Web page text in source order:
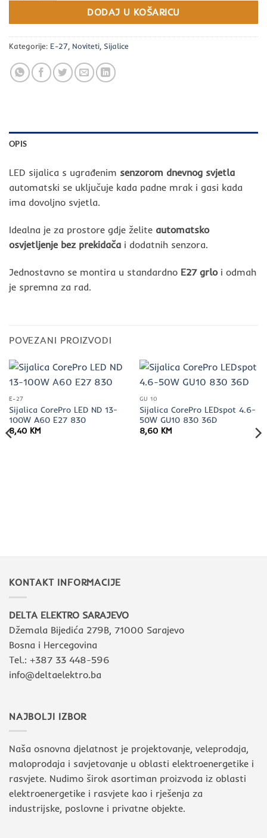
DODAJ U KOŠARICU
Kategorije: E-27, Noviteti, Sijalice
OPIS
LED sijalica s ugrađenim senzorom dnevnog svjetla
automatski se uključuje kada padne mrak i gasi kada
ima dovoljno svjetla.
Idealna je za prostore gdje želite automatsko
osvjetljenje bez prekidača i dodatnih senzora.
Jednostavno se montira u standardno E27 grloi odmah
je spremna za rad.
POVEZANI PROIZVODI
E-27
Sijalica CorePro LED ND 13-
100W A60 E27 830
8,40 KM
GU 10
Sijalica CorePro LEDspot 4.6-
50W GU10 830 36D
8,60 KM
KONTAKT INFORMACIJE
DELTA ELEKTRO SARAJEVO
Džemala Bijedića 279B, 71000 Sarajevo
Bosna i Hercegovina
Tel.: +387 33 448-596
info@deltaelektro.ba
NAJBOLJI IZBOR
Naša osnovna djelatnost je projektovanje, veleprodaja,
maloprodaja i savjetovanje u oblasti elektroenergetike i
rasvjete. Nudimo širok asortiman proizvoda iz oblasti
elektroenergetike i rasvjete kao i rješenja za
industrijske, poslovne i privatne objekte.